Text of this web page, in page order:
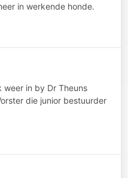
in werkende honde.
weer in by Dr Theuns
die junior bestuurder